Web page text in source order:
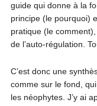
guide qui donne à la
principe (le pourquoi)
pratique (le
de l’auto-régulation.
C’est donc une
comme sur le fond,
les néophytes. J’y ai